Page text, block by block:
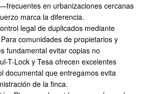
en urbanizaciones cercanas
marca la diferencia.
legal de duplicados mediante
comunidades de propietarios y
fundamental evitar copias no
T-Lock y Tesa ofrecen excelentes
documental que entregamos evita
de la finca.